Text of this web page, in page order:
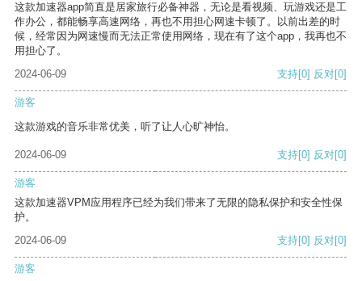
这款加速器app简直是居家旅行必备神器，无论是看视频、玩游戏还是工
作办公，都能畅享高速网络，再也不用担心网速卡顿了。以前出差的时
候，经常因为网速慢而无法正常使用网络，现在有了这个app，我再也不
用担心了。
2024-06-09
支持[0] 反对[0]
游客
这款游戏的音乐非常优美，听了让人心旷神怡。
2024-06-09 支持[0] 反对[0]
游客
这款加速器VPM应用程序已经为我们带来了无限的隐私保护和安全性保
护。
2024-06-09
支持[0] 反对[0]
游客